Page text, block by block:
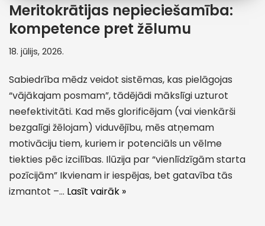
Meritokrātijas nepieciešamība:
kompetence pret žēlumu
18. jūlijs, 2026.
Sabiedrība mēdz veidot sistēmas, kas pielāgojas
“vājākajam posmam”, tādējādi mākslīgi uzturot
neefektivitāti. Kad mēs glorificējam (vai vienkārši
bezgalīgi žēlojam) viduvējību, mēs atņemam
motivāciju tiem, kuriem ir potenciāls un vēlme
tiekties pēc izcilības. Ilūzija par “vienlīdzīgām starta
pozīcijām” Ikvienam ir iespējas, bet gatavība tās
izmantot –… Lasīt vairāk »